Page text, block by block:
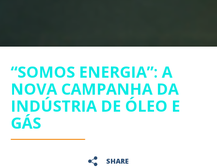
“SOMOS ENERGIA”: A
NOVA CAMPANHA DA
INDÚSTRIA DE ÓLEO E
GÁS
SHARE